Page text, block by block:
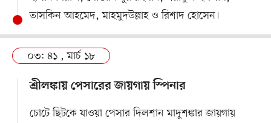
তাসকিন আহমেদ, মাহমুদউল্লাহ ও রিশাদ হোসেন।
০৩: ৪১ , মার্চ ১৮
শ্রীলঙ্কায় পেসারের জায়গায় স্পিনার
চোটে ছিটকে যাওয়া পেসার দিলশান মাদুশঙ্কার জায়গায়